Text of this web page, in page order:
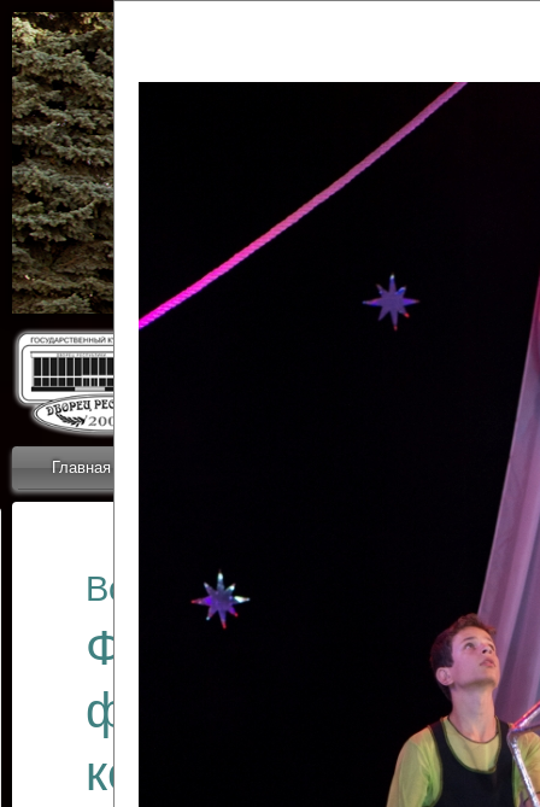
Главная
ОТЧЕТЫ ГКЦ
Все отчеты
Финал
фестиваля
коллективов